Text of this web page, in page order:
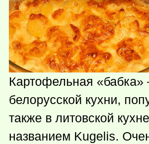
Картофельная
белорусской кухни,
также в литовской
названием Kugelis.